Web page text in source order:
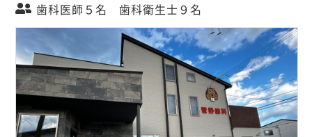
歯科医師５名 歯科衛生士９名